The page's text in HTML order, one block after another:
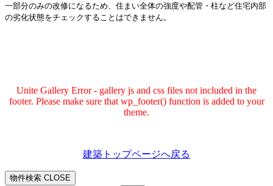
一部分のみの改修になるため、住まい全体の強度や配管・柱など住宅内部
の劣化状態をチェックすることはできません。
Unite Gallery Error - gallery js and css files not included in the
footer. Please make sure that wp_footer() function is added to your
theme.
建築トップページへ戻る
物件検索 CLOSE